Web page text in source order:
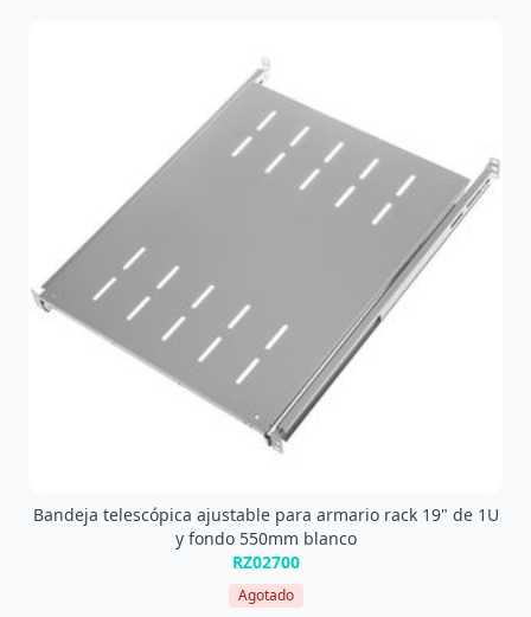
Bandeja telescópica ajustable para armario rack 19" de 1U
y fondo 550mm blanco
RZ02700
Agotado